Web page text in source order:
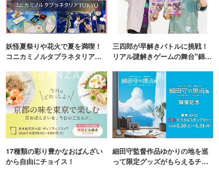
妖怪夏祭りや花火で夏を満喫！
コニカミノルタプラネタリア
三四郎が早解きバトルに挑戦！
リアル謎解きゲームの舞台"錦糸
17種類の彩り豊かなおばんざい
から自由にチョイス！
細田守監督作品ゆかりの地を巡
って限定グッズがもらえるチャ